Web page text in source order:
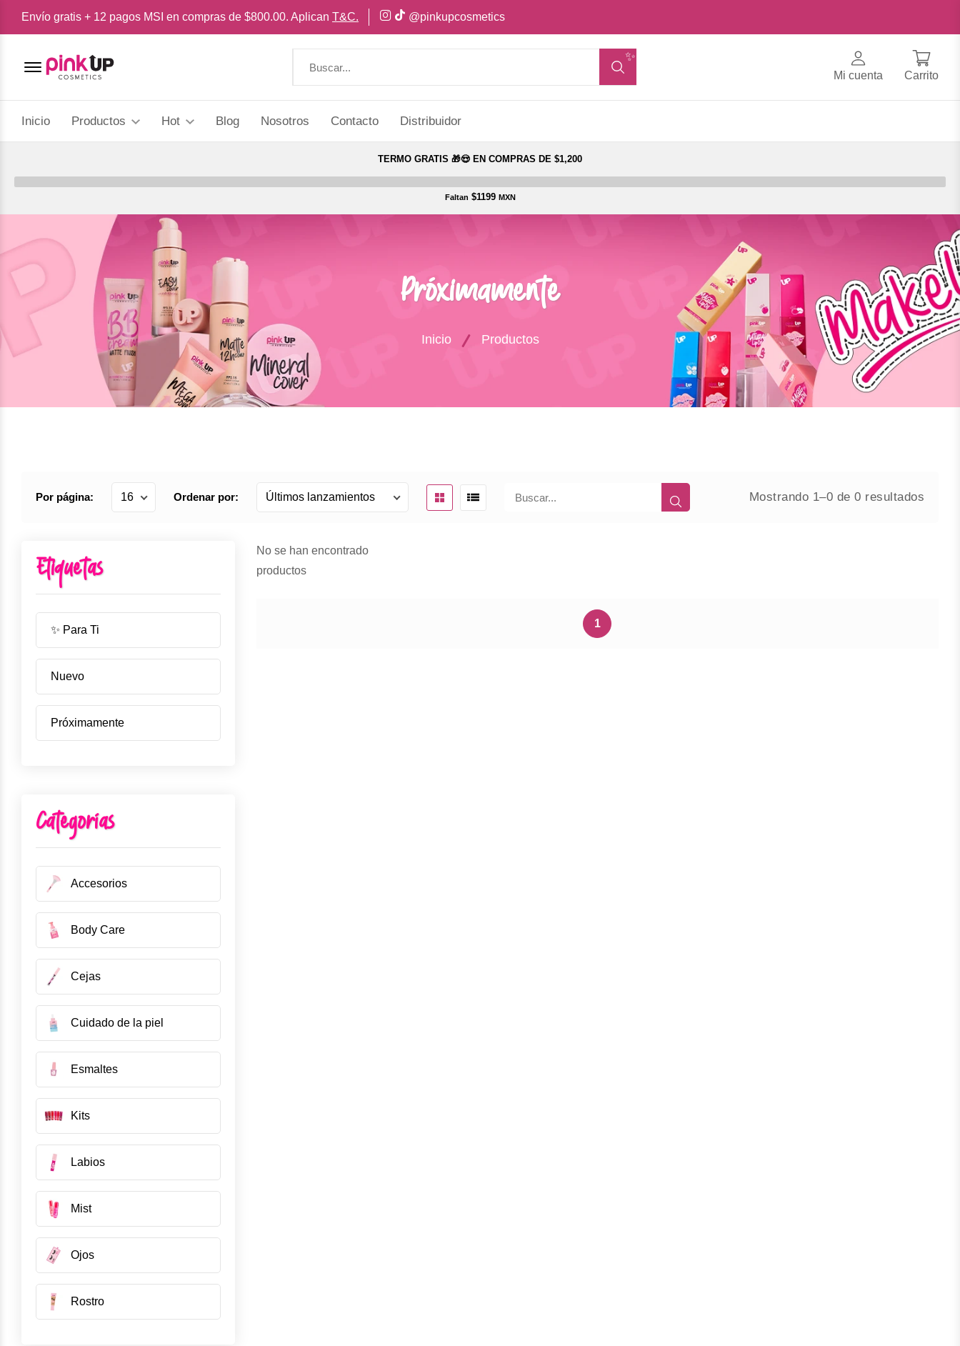
Envío gratis + 12 pagos MSI en compras de $800.00. Aplican T&C. @pinkupcosmetics
Menu Open ✨
Mi cuenta Carrito
Inicio Productos Hot Blog Nosotros Contacto Distribuidor
TERMO GRATIS 🎁😍 EN COMPRAS DE $1,200
Faltan $1199 MXN
Próximamente
Inicio Productos
Por página: Ordenar por: Mostrando 1–0 de 0 resultados
Etiquetas
✨ Para Ti
Nuevo
Próximamente
Categorías
Accesorios
Body Care
Cejas
Cuidado de la piel
Esmaltes
Kits
Labios
Mist
Ojos
Rostro
No se han encontrado
productos
1